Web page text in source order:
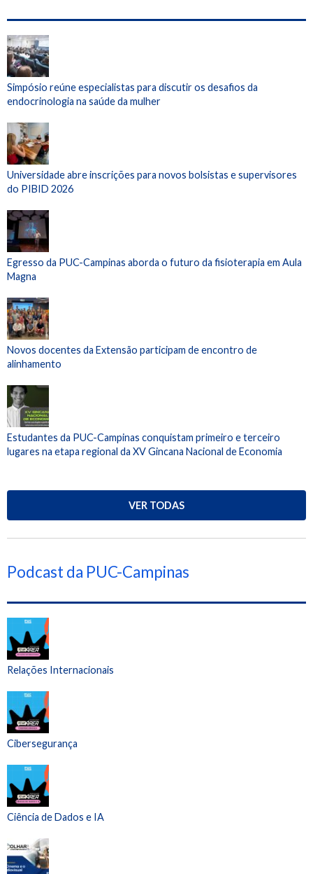
Simpósio reúne especialistas para discutir os desafios da
endocrinologia na saúde da mulher
Universidade abre inscrições para novos bolsistas e supervisores
do PIBID 2026
Egresso da PUC-Campinas aborda o futuro da fisioterapia em Aula
Magna
Novos docentes da Extensão participam de encontro de
alinhamento
Estudantes da PUC-Campinas conquistam primeiro e terceiro
lugares na etapa regional da XV Gincana Nacional de Economia
VER TODAS
Podcast da PUC-Campinas
Relações Internacionais
Cibersegurança
Ciência de Dados e IA